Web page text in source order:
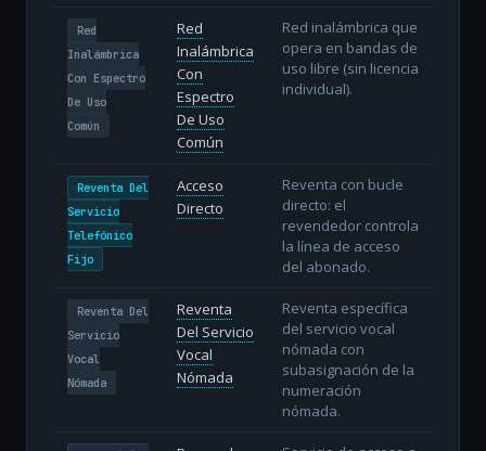
Red
Inalámbrica
Con Espectro
De Uso
Común
Red
Inalámbrica
Con
Espectro
De Uso
Común
Red inalámbrica que
opera en bandas de
uso libre (sin licencia
individual).
Reventa Del
Servicio
Telefónico
Fijo
Acceso
Directo
Reventa con bucle
directo: el
revendedor controla
la línea de acceso
del abonado.
Reventa Del
Servicio
Vocal
Nómada
Reventa
Del Servicio
Vocal
Nómada
Reventa específica
del servicio vocal
nómada con
subasignación de la
numeración
nómada.